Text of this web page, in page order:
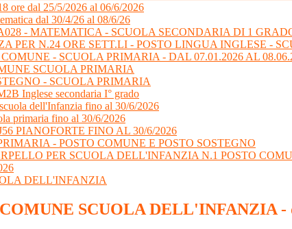
ore dal 25/5/2026 al 06/6/2026
dal 30/4/26 al 08/6/26
- MATEMATICA - SCUOLA SECONDARIA DI 1
PER N.24 ORE SETT.LI - POSTO LINGUA INGLESE -
- SCUOLA PRIMARIA - DAL 07.01.2026 AL
SCUOLA PRIMARIA
- SCUOLA PRIMARIA
Inglese secondaria I° grado
dell'Infanzia fino al 30/6/2026
primaria fino al 30/6/2026
PIANOFORTE FINO AL 30/6/2026
- POSTO COMUNE E POSTO SOSTEGNO
PER SCUOLA DELL'INFANZIA N.1 POSTO
DELL'INFANZIA
SCUOLA DELL'INFANZIA -